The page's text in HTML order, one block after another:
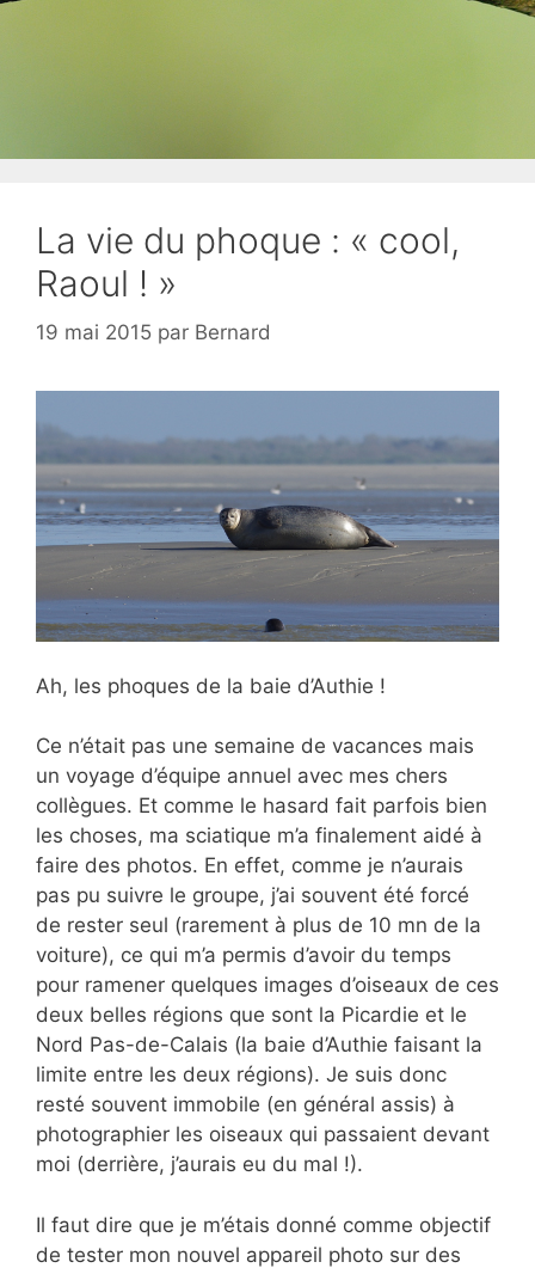
La vie du phoque : « cool,
Raoul ! »
19 mai 2015 par Bernard
Ah, les phoques de la baie d’Authie !
Ce n’était pas une semaine de vacances mais
un voyage d’équipe annuel avec mes chers
collègues. Et comme le hasard fait parfois bien
les choses, ma sciatique m’a finalement aidé à
faire des photos. En effet, comme je n’aurais
pas pu suivre le groupe, j’ai souvent été forcé
de rester seul (rarement à plus de 10 mn de la
voiture), ce qui m’a permis d’avoir du temps
pour ramener quelques images d’oiseaux de ces
deux belles régions que sont la Picardie et le
Nord Pas-de-Calais (la baie d’Authie faisant la
limite entre les deux régions). Je suis donc
resté souvent immobile (en général assis) à
photographier les oiseaux qui passaient devant
moi (derrière, j’aurais eu du mal !).
Il faut dire que je m’étais donné comme objectif
de tester mon nouvel appareil photo sur des